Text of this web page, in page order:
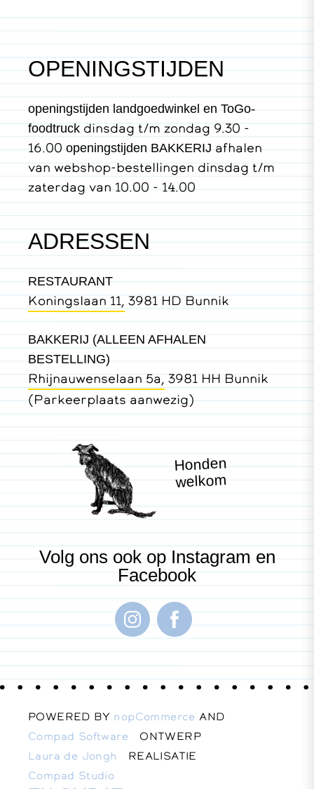
OPENINGSTIJDEN
openingstijden landgoedwinkel en ToGo-
foodtruck dinsdag t/m zondag 9.30 -
16.00openingstijden BAKKERIJafhalen
van webshop-bestellingen dinsdag t/m
zaterdag van 10.00 - 14.00
ADRESSEN
RESTAURANT
Koningslaan 11, 3981 HD Bunnik
BAKKERIJ (ALLEEN AFHALEN
BESTELLING)
Rhijnauwenselaan 5a, 3981 HH Bunnik
(Parkeerplaats aanwezig)
Honden
welkom
Volg ons ook op Instagram en
Facebook
POWERED BY nopCommerce AND
Compad SoftwareONTWERP
Laura de Jongh REALISATIE
Compad Studio